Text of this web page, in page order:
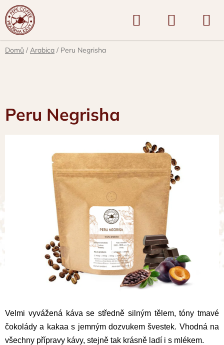
Přejít
na
obsah
KOŠÍK
Domů / Arabica / Peru Negrisha
Velmi vyvážená káva se středně silným tělem, tóny tmavé
čokolády a kakaa s jemným dozvukem švestek. Vhodná na
všechny přípravy kávy, stejně tak krásně ladí i s mlékem.
Peru Negrisha